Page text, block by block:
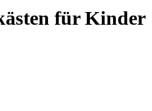
für Kinder